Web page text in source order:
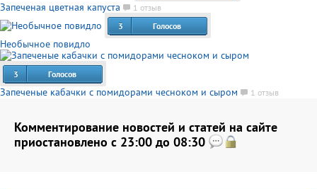
Запеченая цветная капуста
1 отзыв
3
Голосов
Необычное повидло
3 Голосов
Запеченые кабачки с помидорами чесноком и сыром 1 отзыв
Комментирование новостей и статей на сайте
приостановлено с 23:00 до 08:30